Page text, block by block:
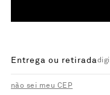
Entrega ou retirada
não sei meu CEP